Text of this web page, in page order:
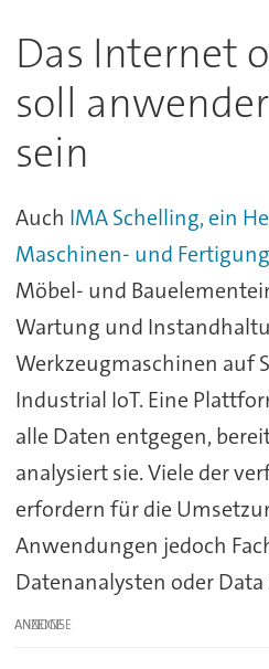
Das Internet
soll
sein
Auch IMA Schelling, ein
Maschinen- und
Möbel- und
Wartung und
Werkzeugmaschinen auf
Industrial IoT. Eine
alle Daten entgegen,
analysiert sie. Viele der
erfordern für die
Anwendungen jedoch
Datenanalysten oder Data
ANZEIGE